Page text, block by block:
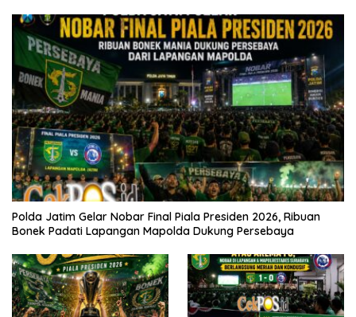
Polda Jatim Gelar Nobar Final Piala Presiden 2026, Ribuan
Bonek Padati Lapangan Mapolda Dukung Persebaya